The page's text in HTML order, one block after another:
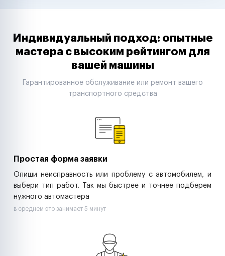
Таксопарки
Автодилеры
Строительные компании
Аренда спецтехники
Индивидуальный подход: опытные
мастера с высоким рейтингом для
вашей машины
Гарантированное обслуживание или ремонт вашего
транспортного средства
Простая форма заявки
Опиши неисправность или проблему с автомобилем, и
выбери тип работ. Так мы быстрее и точнее подберем
нужного автомастера
в среднем это занимает 5 минут